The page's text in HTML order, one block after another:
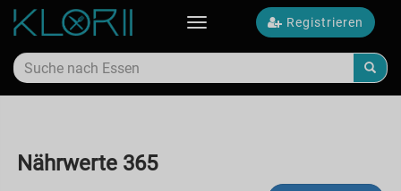
Registrieren
Toggle
Nährwerte 365